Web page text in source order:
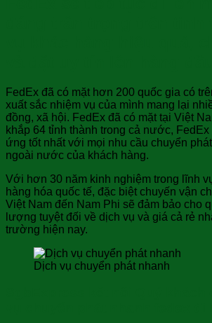
FedEx đã có mặt hơn 200 quốc gia có
xuất sắc nhiệm vụ của mình mang lại
đồng, xã hội. FedEx đã có mặt tại Việt
khắp 64 tỉnh thành trong cả nước,
ứng tốt nhất với mọi nhu cầu chuyển
ngoài nước của khách hàng.
Với hơn 30 năm kinh nghiệm trong lĩnh
hàng hóa quốc tế, đặc biệt chuyến vận
Việt Nam đến Nam Phi sẽ đảm bảo cho
lượng tuyệt đối về dịch vụ và giá cả rẻ
trường hiện nay.
Dịch vụ chuyển phát nhanh